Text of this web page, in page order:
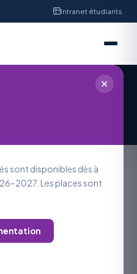
Intranet étudiants
✕
sont disponibles dès à
Les places sont
offre d’emploi